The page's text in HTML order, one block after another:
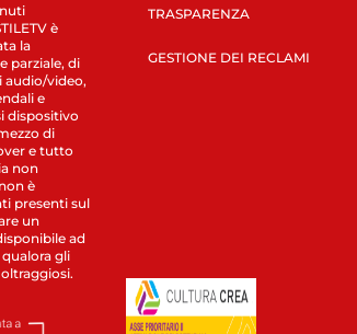
è
la
parziale, di
video,
e
dispositivo
di
e tutto
non
è
presenti sul
un
ad
gli
TRASPARENZA
GESTIONE DEI RECLAMI